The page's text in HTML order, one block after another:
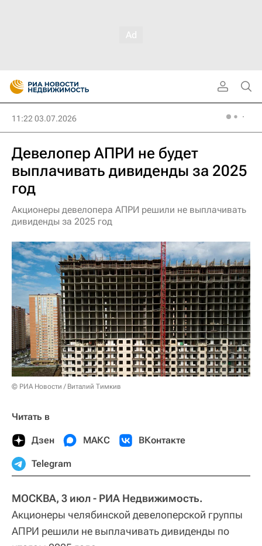
11:22 03.07.2026
Девелопер АПРИ не будет
выплачивать дивиденды за 2025
год
Акционеры девелопера АПРИ решили не выплачивать
дивиденды за 2025 год
© РИА Новости / Виталий Тимкив
Читать в
Дзен МАКС ВКонтакте
Telegram
МОСКВА, 3 июл - РИА Недвижимость.
Акционеры челябинской девелоперской группы
АПРИ решили не выплачивать дивиденды по